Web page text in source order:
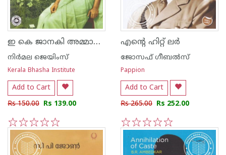
ഇ കെ ജാനകി അമ്മാള്‍ ആദ്യ ഇന്ത്യന്‍ സസ്യശാസ്ത്രജ്ഞ
നിര്‍മല ജെയിംസ്
Kerala Bhasha Institute
Add to Cart
Rs 150.00 Rs 139.00
5
4
3
2
1
എന്റെ ഹിറ്റ് ലര്‍
ജോസഫ് ഗീബല്‍സ്
Pappion
Add to Cart
Rs 265.00 Rs 252.00
5
4
3
2
1